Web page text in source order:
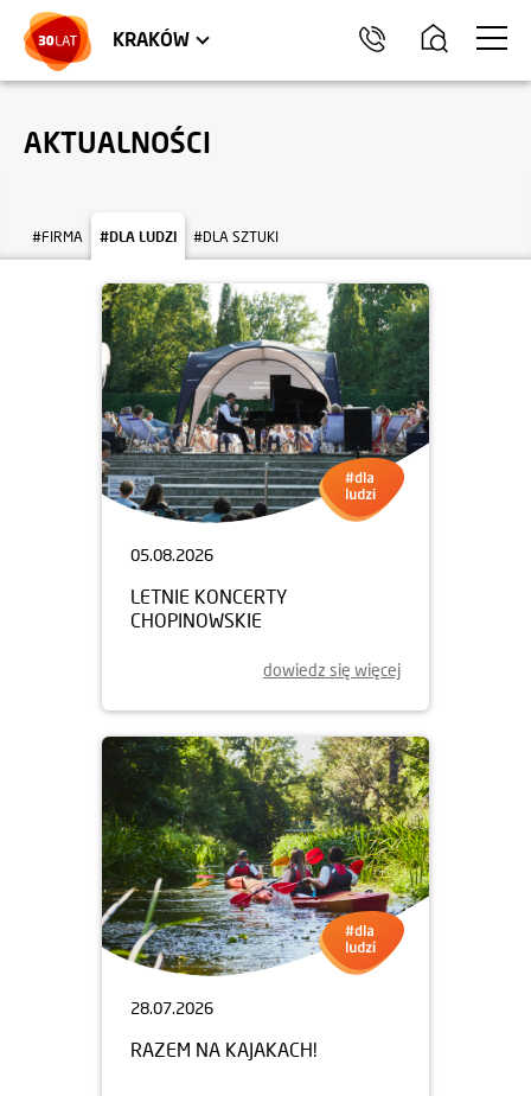
KRAKÓW
TRÓJMIASTO
LOKALE USŁUGOWE
AKTUALNOŚCI
#FIRMA #DLA LUDZI #DLA SZTUKI
05.08.2026
LETNIE KONCERTY
CHOPINOWSKIE
dowiedz się więcej
28.07.2026
RAZEM NA KAJAKACH!